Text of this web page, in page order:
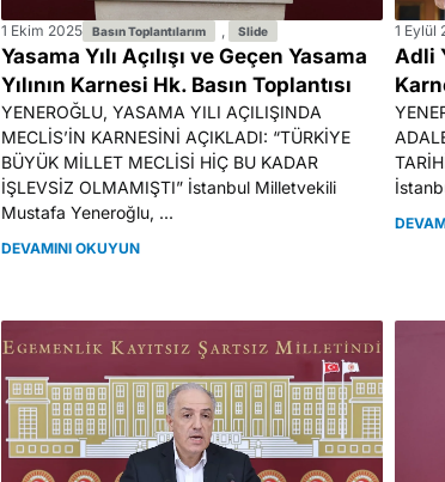
1 Ekim 2025 Basın Toplantılarım Slide
Yasama Yılı Açılışı ve Geçen Yasama
Yılının Karnesi Hk. Basın Toplantısı
YENEROĞLU, YASAMA YILI AÇILIŞINDA
MECLİS’İN KARNESİNİ AÇIKLADI: “TÜRKİYE
BÜYÜK MİLLET MECLİSİ HİÇ BU KADAR
İŞLEVSİZ OLMAMIŞTI” İstanbul Milletvekili
Mustafa Yeneroğlu, ...
DEVAMINI OKUYUN
1 Eylül
Adli